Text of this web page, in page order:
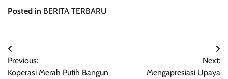
Posted in BERITA TERBARU
Navigasi
pos
Previous:
Koperasi Merah Putih Bangun
Next:
Mengapresiasi Upaya